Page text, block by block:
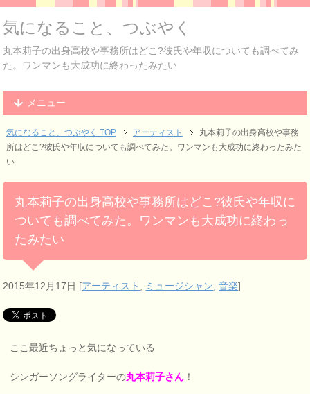
気になること、つぶやく
丸本莉子の出身高校や事務所はどこ?彼氏や年収についても調べてみ
た。ワンマンも大成功に終わったみたい
メニュー
気になること、つぶやく TOP アーティスト
丸本莉子の出身高校や事務
所はどこ?彼氏や年収についても調べてみた。ワンマンも大成功に終わったみた
い
丸本莉子の出身高校や事務所はどこ?彼氏や年収に
ついても調べてみた。ワンマンも大成功に終わっ
たみたい
2015年12月17日 [アーティスト , ミュージシャン,音楽]
ここ最近ちょっと気になっている
シンガーソングライターの丸本莉子さん ！